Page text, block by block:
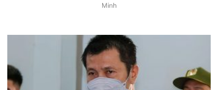
Minh